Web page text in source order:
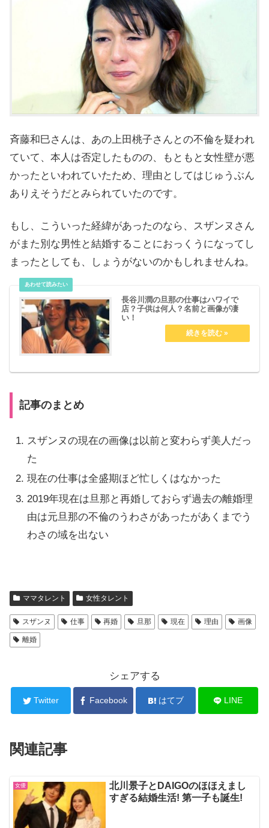
斉藤和巳さんは、あの上田桃子さんとの不倫を疑われ
ていて、本人は否定したものの、もともと女性壁が悪
かったといわれていたため、理由としてはじゅうぶん
ありえそうだとみられていたのです。
もし、こういった経緯があったのなら、スザンヌさん
がまた別な男性と結婚することにおっくうになってし
まったとしても、しょうがないのかもしれませんね。
長谷川潤の旦那の仕事はハワイで
店？子供は何人？名前と画像が凄
い！
記事のまとめ
スザンヌの現在の画像は以前と変わらず美人だっ
た
現在の仕事は全盛期ほど忙しくはなかった
2019年現在は旦那と再婚しておらず過去の離婚理
由は元旦那の不倫のうわさがあったがあくまでう
わさの域を出ない
ママタレント 女性タレント
スザンヌ 仕事 再婚 旦那 現在 理由 画像
離婚
シェアする
Twitter Facebook はてブ LINE
関連記事
女優
北川景子とDAIGOのほほえまし
すぎる結婚生活! 第一子も誕生!